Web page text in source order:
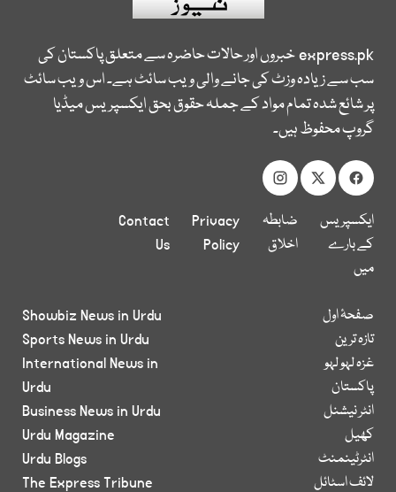
express.pkخبروں اور حالات حاضرہ سے متعلق پاکستان کی
سب سے زیادہ وزٹ کی جانے والی ویب سائٹ ہے۔ اس ویب سائٹ
پر شائع شدہ تمام مواد کے جملہ حقوق بحق ایکسپریس میڈیا
گروپ محفوظ ہیں۔
ایکسپریس
کے بارے
میں
ضابطہ
اخلاق
Privacy
Policy
Contact
Us
صفحۂ اول
تازہ ترین
غزہ لہو لہو
پاکستان
انٹر نیشنل
کھیل
انٹرٹینمنٹ
لائف اسٹائل
Showbiz News in Urdu
Sports News in Urdu
International News in
Urdu
Business News in Urdu
Urdu Magazine
Urdu Blogs
The Express Tribune